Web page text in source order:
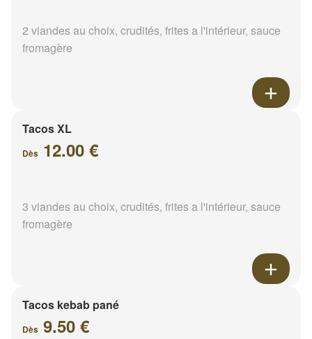
2 viandes au choix, crudités, frites a l'intérieur, sauce
fromagère
Tacos XL
Dès 12.00 €
3 viandes au choix, crudités, frites a l'intérieur, sauce
fromagère
Tacos kebab pané
Dès 9.50 €